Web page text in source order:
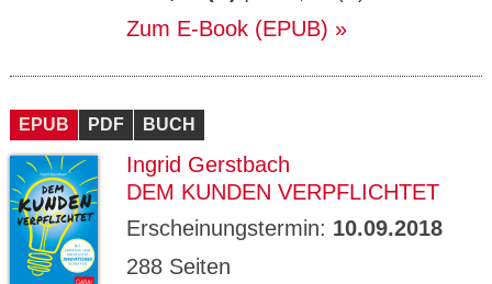
Zum E-Book (EPUB)
EPUB PDF BUCH
Ingrid Gerstbach
DEM KUNDEN VERPFLICHTET
Erscheinungstermin: 10.09.2018
288 Seiten